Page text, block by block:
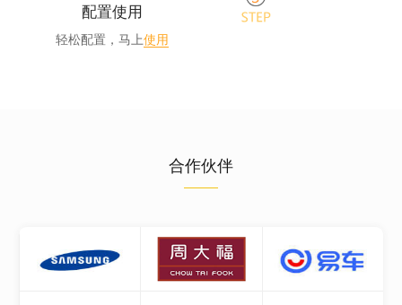
配置使用
轻松配置，马上使用
合作伙伴